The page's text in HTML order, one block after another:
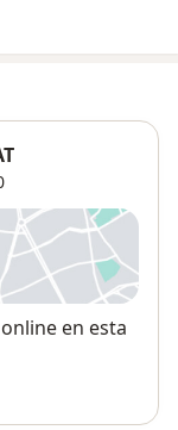
una nueva
en esta